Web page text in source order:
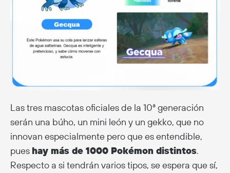
Las tres mascotas oficiales de la 10ª generación
serán una búho, un mini león y un gekko, que no
innovan especialmente pero que es entendible,
pues hay más de 1000 Pokémon distintos.
Respecto a si tendrán varios tipos, se espera que sí,